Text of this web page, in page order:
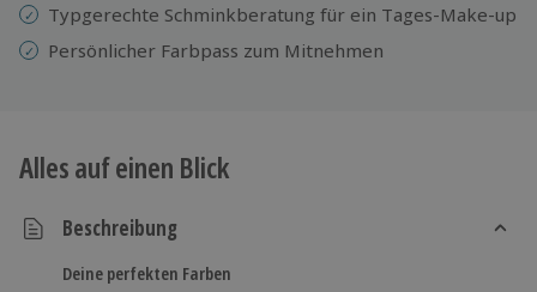
Typgerechte Schminkberatung für ein Tages-Make-up
Persönlicher Farbpass zum Mitnehmen
Alles auf einen Blick
Beschreibung
Deine perfekten Farben